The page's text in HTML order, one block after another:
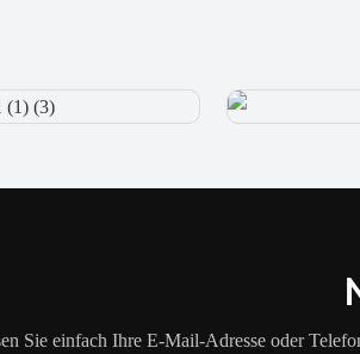
Sie einfach Ihre E-Mail-Adresse oder